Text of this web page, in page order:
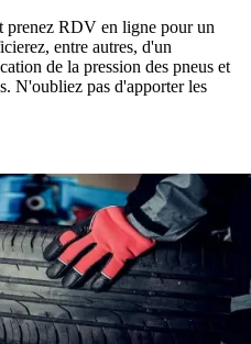
prenez RDV en ligne pour un
entre autres, d'un
de la pression des pneus et
N'oubliez pas d'apporter les